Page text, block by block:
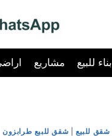
مشاريع بناء للبيع
شقق للبيع| شقق للبيع طرابزون|